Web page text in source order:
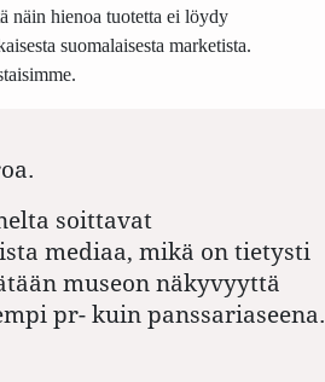
näin hienoa tuotetta ei löydy
suomalaisesta marketista.
soittavat
mediaa, mikä on tietysti
museon näkyvyyttä
pr- kuin panssari­aseena.